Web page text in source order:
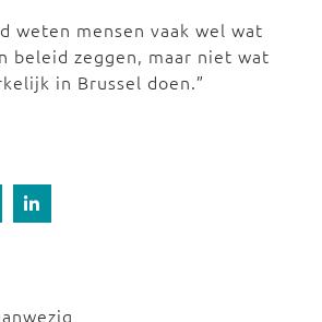
weten mensen vaak wel wat
beleid zeggen, maar niet wat
in Brussel doen.”